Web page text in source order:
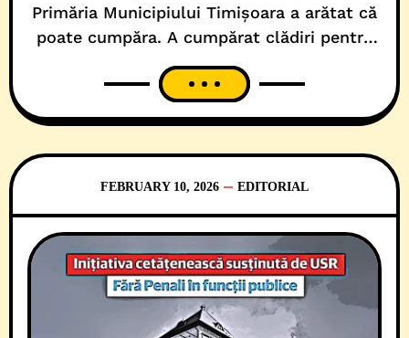
Primăria Municipiului Timișoara a arătat că
poate cumpăra. A cumpărat clădiri pentru
viitoare destinații de centre culturale. Apoi,
a achiziționat imobile pentru funcțiuni
administrative. Însă, când a venit vorba
despre infrastructura medicală critică, pe
FEBRUARY 10, 2026 EDITORIAL